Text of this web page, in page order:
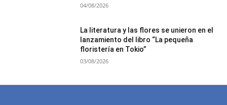
04/08/2026
La literatura y las flores se unieron en el
lanzamiento del libro “La pequeña
floristería en Tokio”
03/08/2026